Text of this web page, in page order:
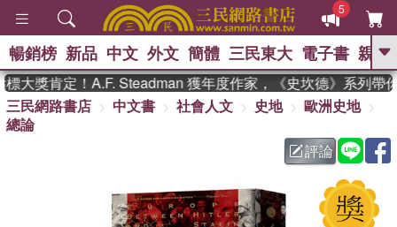
5
GO
熱搜： 東野圭吾 、 高希均教授回憶錄
暑期推薦 、 國際布克
方念華 、 台灣的李
數學女孩：黎曼猜想 、
偉大的迷走神經
暢銷榜 新品 中文 外文 簡體 三民東大 電子書 親子
獎肯定！A.F. Steadman 獲年度作家，《史坎德》系列帶你
三民網路書店
中文書 社會人文 史地
歐洲史地
總論
評論